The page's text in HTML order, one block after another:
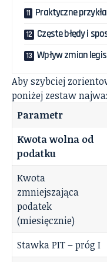
Praktyczne
Częste błędy i
Wpływ zmian
Aby szybciej
poniżej zestaw
Parametr
Kwota wolna od
podatku
Kwota
zmniejszająca
podatek
(miesięcznie)
Stawka PIT – próg I